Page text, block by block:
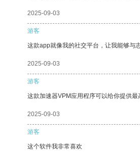
2025-09-03
游客
这款app就像我的社交平台，让我能够与
2025-09-03
游客
这款加速器VPM应用程序可以给你提供
2025-09-03
游客
这个软件我非常喜欢